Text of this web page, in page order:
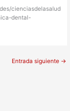
cienciasdelasalud
dental-
Entrada siguiente →